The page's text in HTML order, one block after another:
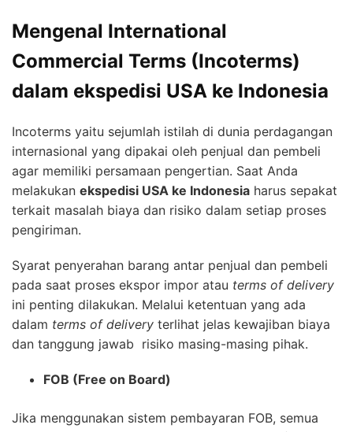
Mengenal International
Commercial Terms (Incoterms)
dalam ekspedisi USA ke Indonesia
Incoterms yaitu sejumlah istilah di dunia perdagangan
internasional yang dipakai oleh penjual dan pembeli
agar memiliki persamaan pengertian. Saat Anda
melakukan ekspedisi USA ke Indonesia harus sepakat
terkait masalah biaya dan risiko dalam setiap proses
pengiriman.
Syarat penyerahan barang antar penjual dan pembeli
pada saat proses ekspor impor atau terms of delivery
ini penting dilakukan. Melalui ketentuan yang ada
dalam terms of delivery terlihat jelas kewajiban biaya
dan tanggung jawab risiko masing-masing pihak.
FOB (Free on Board)
Jika menggunakan sistem pembayaran FOB, semua